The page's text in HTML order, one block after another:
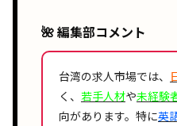
🌺 編集部コメント
台湾の求人市場では、
く、 若手人材や未経験
向があります。特に英